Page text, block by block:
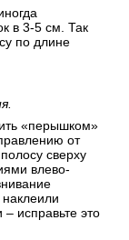
в 3-5 см. Так
по длине
«перышком»
от
сверху
влево-
исправьте это